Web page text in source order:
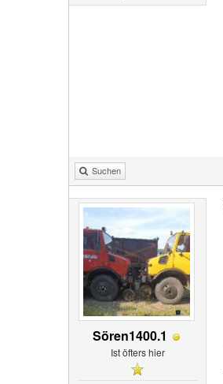
Suchen
Sören1400.1
Ist öfters hier